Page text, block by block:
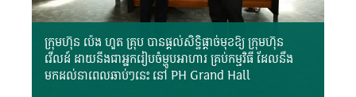
ក្រុមហ៊ុន ប៉េង ហួត គ្រុប បានផ្តល់សិទ្ធិផ្តាច់មុខឱ្យ ក្រុមហ៊ុន
វើលដ៍ ដាយនីងជាអ្នករៀបចំម្ហូបអាហារ គ្រប់កម្មវិធី ដែលនឹង
មកដល់នាពេលឆាប់ៗនេះ នៅ PH Grand Hall